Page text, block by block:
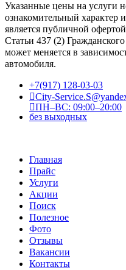
Указанные цены на услуги
ознакомительный характер
является публичной
Статьи 437 (2)
может меняется в
автомобиля.
+7(917) 128-03-03
City-
ПН–ВС: 09:00–20:00
без выходных
Главная
Прайс
Услуги
Акции
Поиск
Полезное
Фото
Отзывы
Вакансии
Контакты